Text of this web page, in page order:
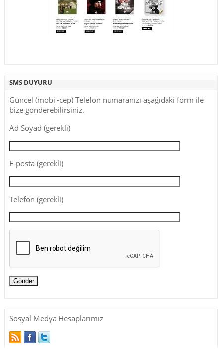
SMS DUYURU
Güncel (mobil-cep) Telefon numaranızı aşağıdaki form ile
bize gönderebilirsiniz.
Ad Soyad (gerekli)
E-posta (gerekli)
Telefon (gerekli)
Sosyal Medya Hesaplarımız